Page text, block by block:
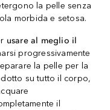
la pelle senza
morbida e setosa.
usare al meglio il
progressivamente
la pelle per la
su tutto il corpo,
il